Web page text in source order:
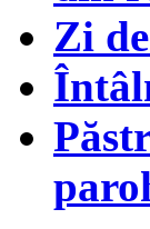
Zi